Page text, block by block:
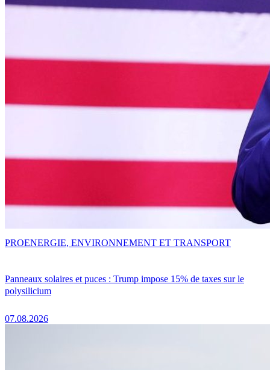
Panneaux solaires et puces : Trump impose 15% de taxes sur le
polysilicium
07.08.2026
PROENERGIE, ENVIRONNEMENT ET TRANSPORT